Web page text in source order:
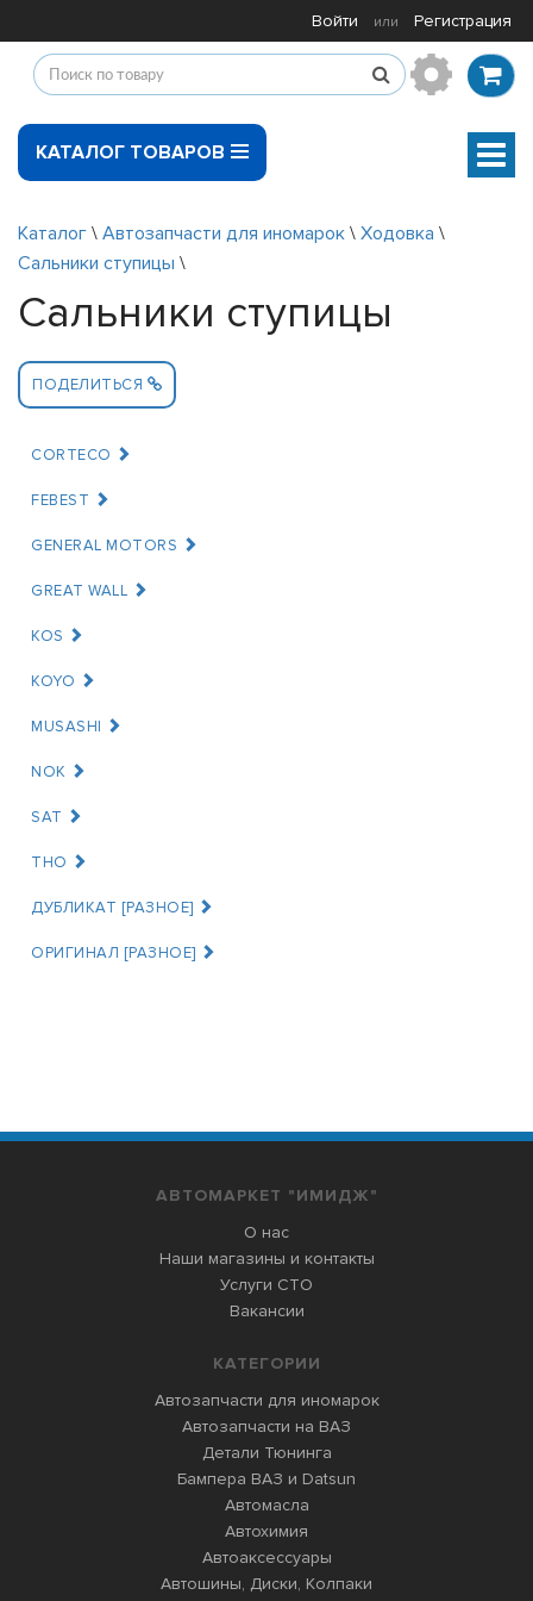
Войти или Регистрация
КАТАЛОГ ТОВАРОВ
Каталог \ Автозапчасти для иномарок \ Ходовка \
Сальники ступицы \
Сальники ступицы
ПОДЕЛИТЬСЯ
CORTECO
FEBEST
GENERAL MOTORS
GREAT WALL
KOS
KOYO
MUSASHI
NOK
SAT
THO
ДУБЛИКАТ [РАЗНОЕ]
ОРИГИНАЛ [РАЗНОЕ]
АВТОМАРКЕТ "ИМИДЖ"
О нас
Наши магазины и контакты
Услуги СТО
Вакансии
КАТЕГОРИИ
Автозапчасти для иномарок
Автозапчасти на ВАЗ
Детали Тюнинга
Бампера ВАЗ и Datsun
Автомасла
Автохимия
Автоаксессуары
Автошины, Диски, Колпаки